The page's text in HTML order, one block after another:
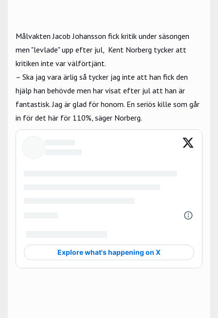
Målvakten Jacob Johansson fick kritik under säsongen
men "levlade" upp efter jul, Kent Norberg tycker att
kritiken inte var välförtjänt.
– Ska jag vara ärlig så tycker jag inte att han fick den
hjälp han behövde men har visat efter jul att han är
fantastisk. Jag är glad för honom. En seriös kille som går
in för det här för 110%, säger Norberg.